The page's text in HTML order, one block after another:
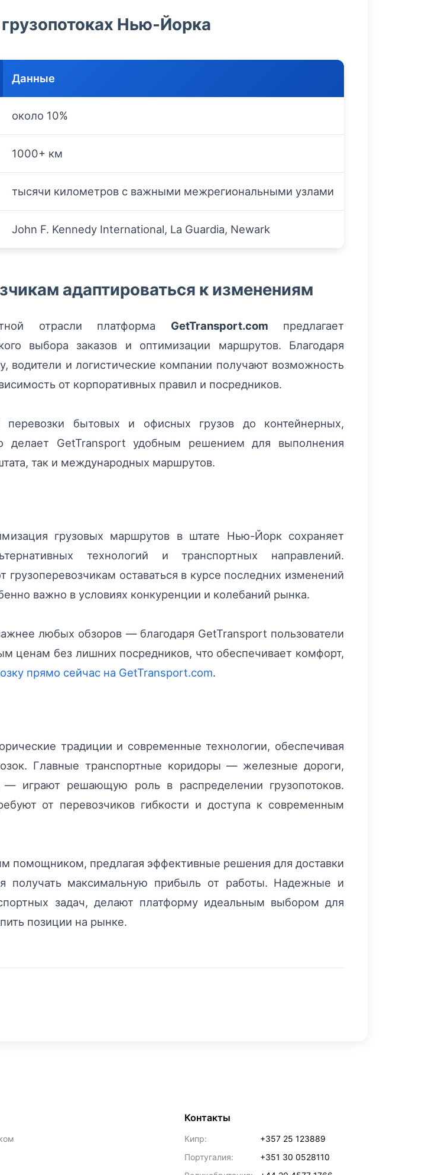
Нью-Йорка
Данные
около 10%
1000+ км
тысячи километров с важными межрегиональными узлами
John F. Kennedy International, La Guardia, Newark
адаптироваться к изменениям
отрасли платформа GetTransport.com предлагает
выбора заказов и оптимизации маршрутов. Благодаря
водители и логистические компании получают возможность
от корпоративных правил и посредников.
бытовых и офисных грузов до контейнерных,
делает GetTransport удобным решением для выполнения
так и международных маршрутов.
грузовых маршрутов в штате Нью-Йорк сохраняет
технологий и транспортных направлений.
оставаться в курсе последних изменений
важно в условиях конкуренции и колебаний рынка.
любых обзоров — благодаря GetTransport пользователи
ценам без лишних посредников, что обеспечивает комфорт,
прямо сейчас на GetTransport.com.
традиции и современные технологии, обеспечивая
Главные транспортные коридоры — железные дороги,
играют решающую роль в распределении грузопотоков.
от перевозчиков гибкости и доступа к современным
помощником, предлагая эффективные решения для доставки
получать максимальную прибыль от работы. Надежные и
задач, делают платформу идеальным выбором для
позиции на рынке.
Контакты
Кипр:
+357 25 123889
Португалия:
+351 30 0528110